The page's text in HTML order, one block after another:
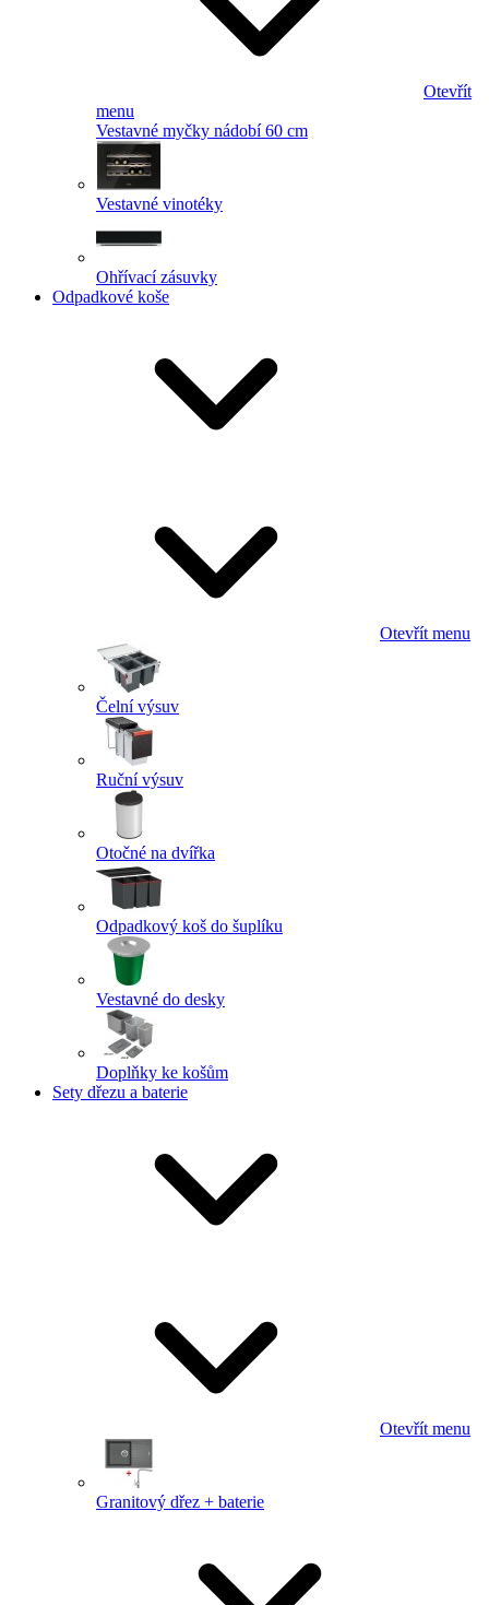
Otevřít
menu
Vestavné myčky nádobí 60 cm
Vestavné vinotéky
Ohřívací zásuvky
Odpadkové koše
Otevřít menu
Čelní výsuv
Ruční výsuv
Otočné na dvířka
Odpadkový koš do šuplíku
Vestavné do desky
Doplňky ke košům
Sety dřezu a baterie
Otevřít menu
Granitový dřez + baterie